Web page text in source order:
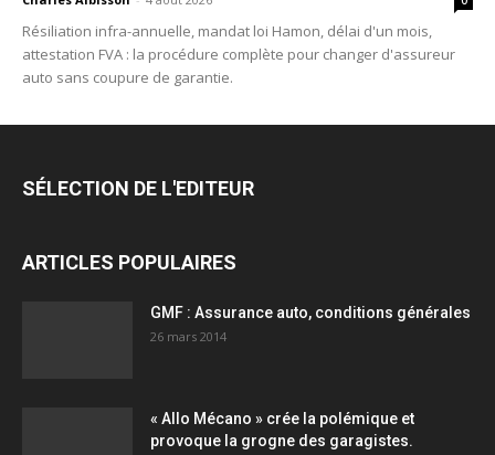
Résiliation infra-annuelle, mandat loi Hamon, délai d'un mois,
attestation FVA : la procédure complète pour changer d'assureur
auto sans coupure de garantie.
SÉLECTION DE L'EDITEUR
ARTICLES POPULAIRES
GMF : Assurance auto, conditions générales
26 mars 2014
« Allo Mécano » crée la polémique et
provoque la grogne des garagistes.